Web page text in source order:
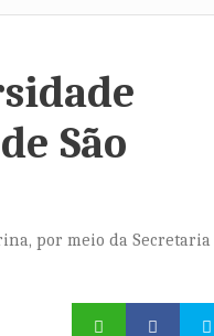
São
por meio da Secretaria